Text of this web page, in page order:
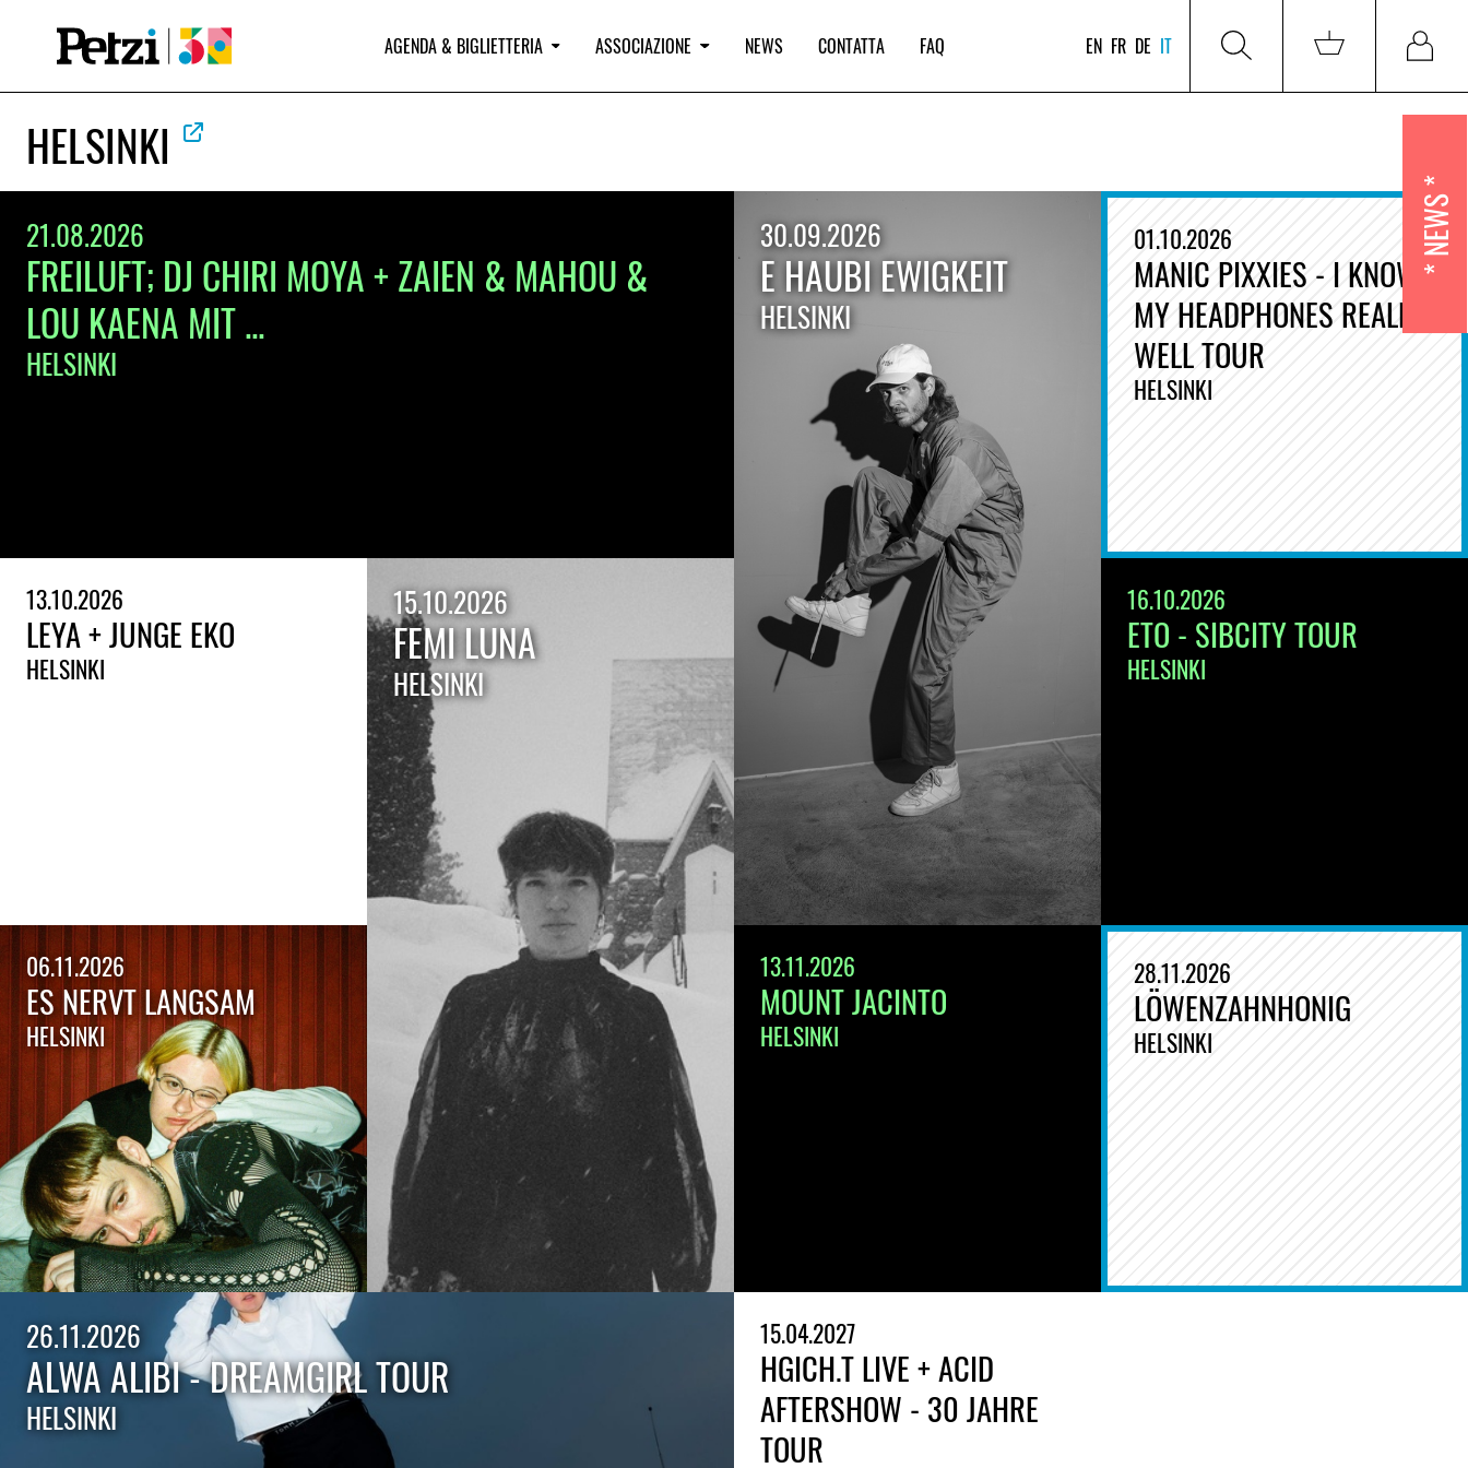
AGENDA & BIGLIETTERIA ASSOCIAZIONE NEWS CONTATTA FAQ EN FR DE IT
HELSINKI
21.08.2026
FREILUFT; DJ CHIRI MOYA + ZAIEN & MAHOU &
LOU KAENA MIT ...
HELSINKI
30.09.2026
E HAUBI EWIGKEIT
HELSINKI
01.10.2026
MANIC PIXXIES - I KNOW
MY HEADPHONES REALLY
WELL TOUR
HELSINKI
13.10.2026
LEYA + JUNGE EKO
HELSINKI
15.10.2026
FEMI LUNA
HELSINKI
16.10.2026
ETO - SIBCITY TOUR
HELSINKI
06.11.2026
ES NERVT LANGSAM
HELSINKI
13.11.2026
MOUNT JACINTO
HELSINKI
26.11.2026
ALWA ALIBI - DREAMGIRL TOUR
HELSINKI
28.11.2026
LÖWENZAHNHONIG
HELSINKI
15.04.2027
HGICH.T LIVE + ACID
AFTERSHOW - 30 JAHRE
TOUR
NEWS